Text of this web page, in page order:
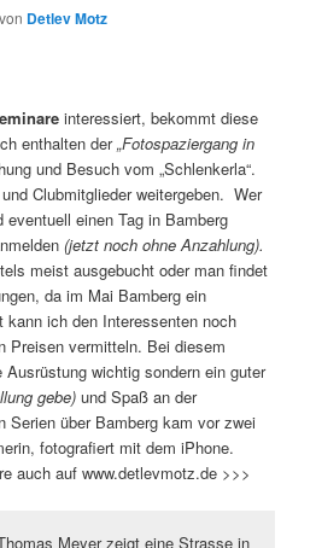
von Detlev Motz
interessiert, bekommt diese
enthalten der„Fotospaziergang in
und Besuch vom „Schlenkerla“.
Clubmitglieder weitergeben. Wer
einen Tag in Bamberg
(jetzt noch ohne Anzahlung).
meist ausgebucht oder man findet
da im Mai Bamberg ein
ich den Interessenten noch
Preisen vermitteln. Bei diesem
wichtig sondern ein guter
gebe) und Spaß an der
Serien über Bamberg kam vor zwei
fotografiert mit dem iPhone.
auch auf www.detlevmotz.de >>>